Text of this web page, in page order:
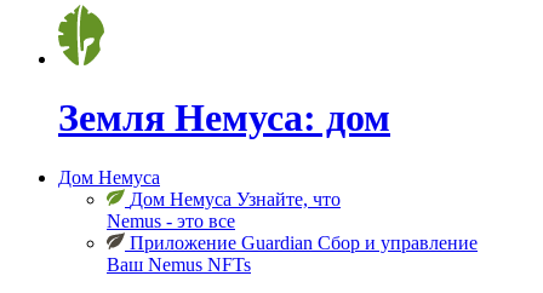
Земля Немуса: дом
Дом Немуса
Дом Немуса Узнайте, что
Nemus - это все
Приложение Guardian Сбор и управление
Ваш Nemus NFTs